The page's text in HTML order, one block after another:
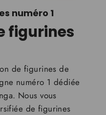
numéro 1
figurines
de figurines de
numéro 1 dédiée
Nous vous
de figurines